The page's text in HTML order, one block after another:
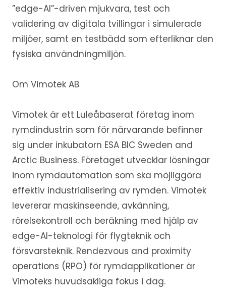
”edge-AI”-driven mjukvara, test och
validering av digitala tvillingar i simulerade
miljöer, samt en testbädd som efterliknar den
fysiska användningmiljön.
Om Vimotek AB
Vimotek är ett Luleåbaserat företag inom
rymdindustrin som för närvarande befinner
sig under inkubatorn ESA BIC Sweden and
Arctic Business. Företaget utvecklar lösningar
inom rymdautomation som ska möjliggöra
effektiv industrialisering av rymden. Vimotek
levererar maskinseende, avkänning,
rörelsekontroll och beräkning med hjälp av
edge-AI-teknologi för flygteknik och
försvarsteknik. Rendezvous and proximity
operations (RPO) för rymdapplikationer är
Vimoteks huvudsakliga fokus i dag.